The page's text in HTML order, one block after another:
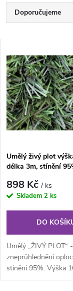
Ř
a
z
e
n
í
p
r
o
d
u
Doporučujeme
Nejprodávanější
Abecedně
V
ý
p
i
s
p
r
d
u
Umělý živý plot
délka 3m, stínění
898 Kč/ ks
Skladem 2 ks
DO
Umělý „ŽIVÝ PLOT“ -
zneprůhlednění
stínění 95%. Výška
délka 3 m.